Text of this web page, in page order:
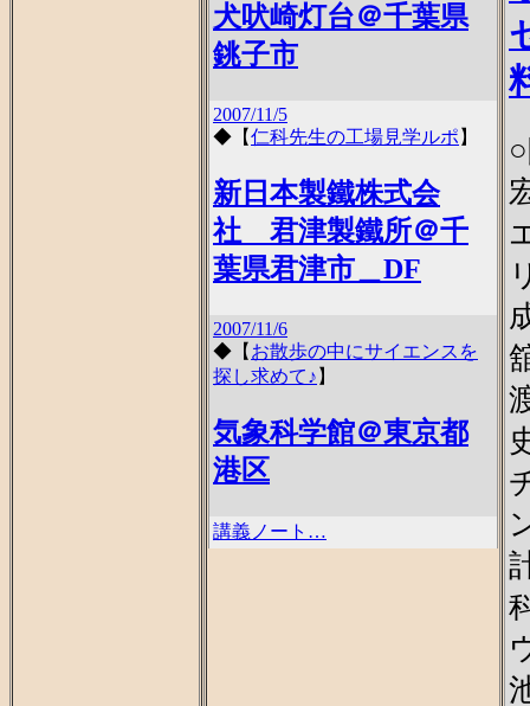
犬吠崎灯台＠千葉県
銚子市
2007/11/5
◆ 【仁科先生の工場見学ルポ 】
新日本製鐵株式会
社 君津製鐵所＠千
葉県君津市＿DF
2007/11/6
◆ 【 お散歩の中にサイエンスを
探し求めて♪ 】
気象科学館＠東京都
港区
講義ノート…